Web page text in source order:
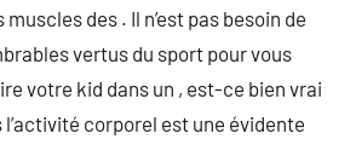
des . Il n’est pas besoin de
vertus du sport pour vous
votre kid dans un , est-ce bien vrai
l’activité corporel est une évidente